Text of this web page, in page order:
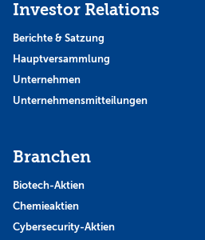
Investor Relations
Berichte & Satzung
Hauptversammlung
Unternehmen
Unternehmensmitteilungen
Branchen
Biotech-Aktien
Chemieaktien
Cybersecurity-Aktien